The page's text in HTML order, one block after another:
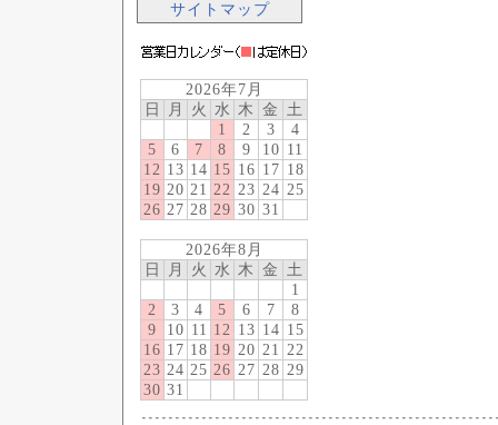
サイトマップ
2026年7月
日
月 火 水 木 金 土
1
2 3
4
5
6 7 8 9 10 11
12 13 14 15 16 17 18
19 20 21 22 23 24 25
26 27 28 29 30 31
2026年8月
日
月 火 水 木 金 土
1
2
3 4 5 6 7
8
9
10 11 12 13 14 15
16 17 18 19 20 21 22
23 24 25 26 27 28 29
30 31